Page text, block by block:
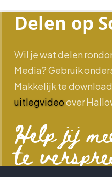
Delen op
Wil je wat delen
Media? Gebruik
Makkelijk te
uitlegvideoover
Help jij
te